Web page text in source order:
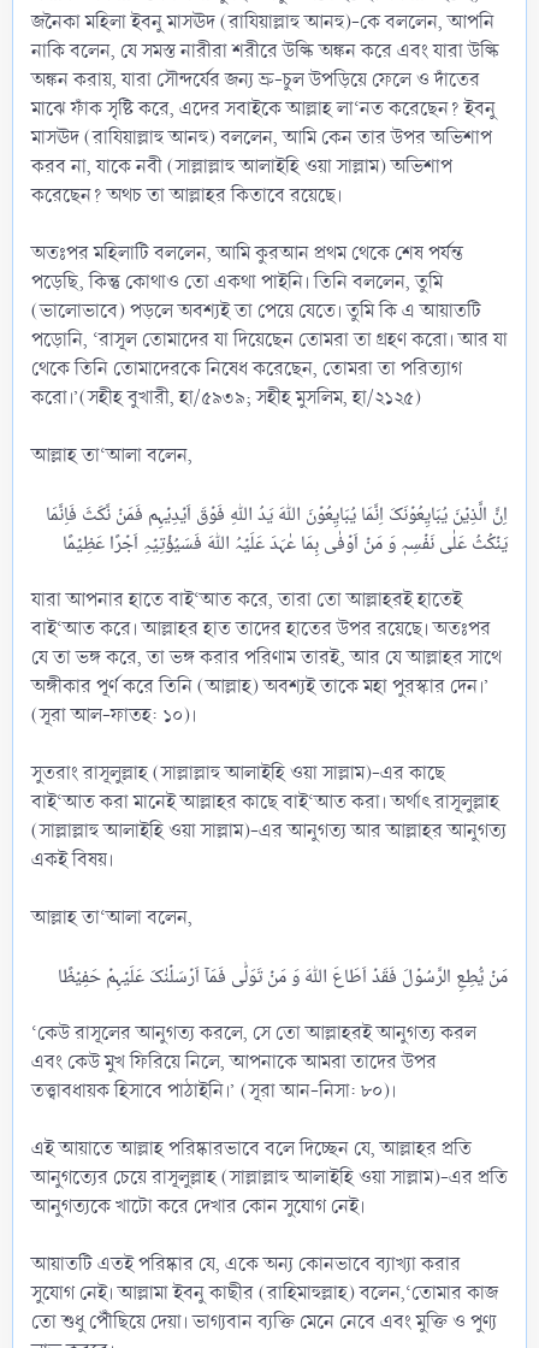
জনৈকা মহিলা ইবনু মাসঊদ (রাযিয়াল্লাহু আনহু)-কে বললেন, আপনি
নাকি বলেন, যে সমস্ত নারীরা শরীরে উল্কি অঙ্কন করে এবং যারা উল্কি
অঙ্কন করায়, যারা সৌন্দর্যের জন্য ভ্রু-চুল উপড়িয়ে ফেলে ও দাঁতের
মাঝে ফাঁক সৃষ্টি করে, এদের সবাইকে আল্লাহ লা‘নত করেছেন? ইবনু
মাসঊদ (রাযিয়াল্লাহু আনহু) বললেন, আমি কেন তার উপর অভিশাপ
করব না, যাকে নবী (সাল্লাল্লাহু আলাইহি ওয়া সাল্লাম) অভিশাপ
করেছেন? অথচ তা আল্লাহর কিতাবে রয়েছে।
অতঃপর মহিলাটি বললেন, আমি কুরআন প্রথম থেকে শেষ পর্যন্ত
পড়েছি, কিন্তু কোথাও তো একথা পাইনি। তিনি বললেন, তুমি
(ভালোভাবে) পড়লে অবশ্যই তা পেয়ে যেতে। তুমি কি এ আয়াতটি
পড়োনি, ‘রাসূল তোমাদের যা দিয়েছেন তোমরা তা গ্রহণ করো। আর যা
থেকে তিনি তোমাদেরকে নিষেধ করেছেন, তোমরা তা পরিত্যাগ
করো।’(সহীহ বুখারী, হা/৫৯৩৯; সহীহ মুসলিম, হা/২১২৫)
আল্লাহ তা‘আলা বলেন,
اِنَّ الَّذِیۡنَ یُبَایِعُوۡنَکَ اِنَّمَا یُبَایِعُوۡنَ اللّٰہَ یَدُ اللّٰہِ فَوۡقَ اَیۡدِیۡہِم فَمَنۡ نَّکَثَ فَاِنَّمَا
যারা আপনার হাতে বাই‘আত করে, তারা তো আল্লাহরই হাতেই
বাই‘আত করে। আল্লাহর হাত তাদের হাতের উপর রয়েছে। অতঃপর
যে তা ভঙ্গ করে, তা ভঙ্গ করার পরিণাম তারই, আর যে আল্লাহর সাথে
অঙ্গীকার পূর্ণ করে তিনি (আল্লাহ) অবশ্যই তাকে মহা পুরস্কার দেন।’
(সূরা আল-ফাতহ: ১০)।
সুতরাং রাসূলুল্লাহ (সাল্লাল্লাহু আলাইহি ওয়া সাল্লাম)-এর কাছে
বাই‘আত করা মানেই আল্লাহর কাছে বাই‘আত করা। অর্থাৎ রাসূলুল্লাহ
(সাল্লাল্লাহু আলাইহি ওয়া সাল্লাম)-এর আনুগত্য আর আল্লাহর আনুগত্য
একই বিষয়।
আল্লাহ তা‘আলা বলেন,
‘কেউ রাসূলের আনুগত্য করলে, সে তো আল্লাহরই আনুগত্য করল
এবং কেউ মুখ ফিরিয়ে নিলে, আপনাকে আমরা তাদের উপর
তত্ত্বাবধায়ক হিসাবে পাঠাইনি।’ (সূরা আন-নিসা: ৮০)।
এই আয়াতে আল্লাহ পরিষ্কারভাবে বলে দিচ্ছেন যে, আল্লাহর প্রতি
আনুগত্যের চেয়ে রাসূলুল্লাহ (সাল্লাল্লাহু আলাইহি ওয়া সাল্লাম)-এর প্রতি
আনুগত্যকে খাটো করে দেখার কোন সুযোগ নেই।
আয়াতটি এতই পরিষ্কার যে, একে অন্য কোনভাবে ব্যাখ্যা করার
সুযোগ নেই। আল্লামা ইবনু কাছীর (রাহিমাহুল্লাহ) বলেন,‘তোমার কাজ
তো শুধু পৌঁছিয়ে দেয়া। ভাগ্যবান ব্যক্তি মেনে নেবে এবং মুক্তি ও পুণ্য